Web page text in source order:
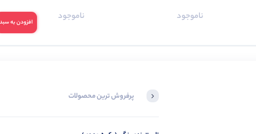
ناموجود ناموجود افزودن به سبد
پرفروش ترین محصولات